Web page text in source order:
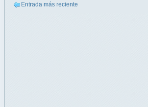
Entrada más reciente